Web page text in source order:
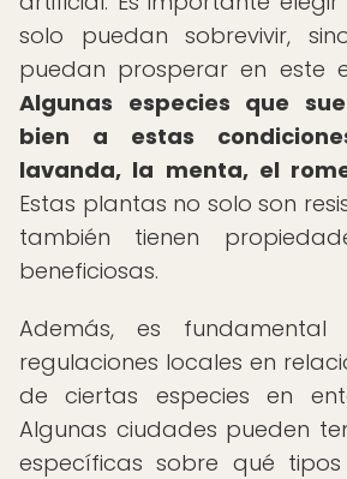
solo puedan sobrevivir,
puedan prosperar en este
Algunas especies que
bien a estas
lavanda, la menta, el
Estas plantas no solo son
también tienen
beneficiosas.
Además, es fundamental
regulaciones locales en
de ciertas especies en
Algunas ciudades pueden
específicas sobre qué